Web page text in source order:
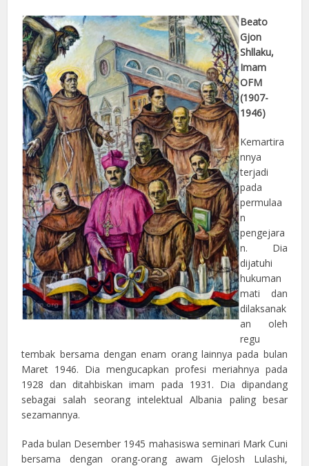
Beato
Gjon
Shllaku,
Imam
OFM
(1907-
1946)
Kemartira
nnya
terjadi
pada
permulaa
n
pengejara
n. Dia
dijatuhi
hukuman
mati dan
dilaksanak
an oleh
regu
tembak bersama dengan enam orang lainnya pada bulan
Maret 1946. Dia mengucapkan profesi meriahnya pada
1928 dan ditahbiskan imam pada 1931. Dia dipandang
sebagai salah seorang intelektual Albania paling besar
sezamannya.
Pada bulan Desember 1945 mahasiswa seminari Mark Cuni
bersama dengan orang-orang awam Gjelosh Lulashi,